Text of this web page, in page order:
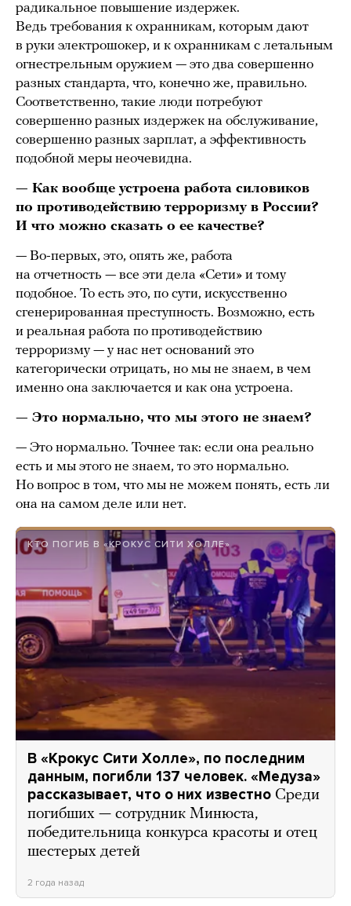
радикальное повышение издержек.
Ведь требования к охранникам, которым дают
в руки электрошокер, и к охранникам с летальным
огнестрельным оружием — это два совершенно
разных стандарта, что, конечно же, правильно.
Соответственно, такие люди потребуют
совершенно разных издержек на обслуживание,
совершенно разных зарплат, а эффективность
подобной меры неочевидна.
— Как вообще устроена работа силовиков
по противодействию терроризму в России?
И что можно сказать о ее качестве?
— Во-первых, это, опять же, работа
на отчетность — все эти дела «Сети» и тому
подобное. То есть это, по сути, искусственно
сгенерированная преступность. Возможно, есть
и реальная работа по противодействию
терроризму — у нас нет оснований это
категорически отрицать, но мы не знаем, в чем
именно она заключается и как она устроена.
— Это нормально, что мы этого не знаем?
— Это нормально. Точнее так: если она реально
есть и мы этого не знаем, то это нормально.
Но вопрос в том, что мы не можем понять, есть ли
она на самом деле или нет.
КТО ПОГИБ В «КРОКУС СИТИ ХОЛЛЕ»
В «Крокус Сити Холле», по последним
данным, погибли 137 человек. «Медуза»
рассказывает, что о них известно Среди
погибших — сотрудник Минюста,
победительница конкурса красоты и отец
шестерых детей
2 года назад